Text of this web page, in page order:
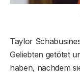
Taylor
Geliebten getötet
haben, nachdem